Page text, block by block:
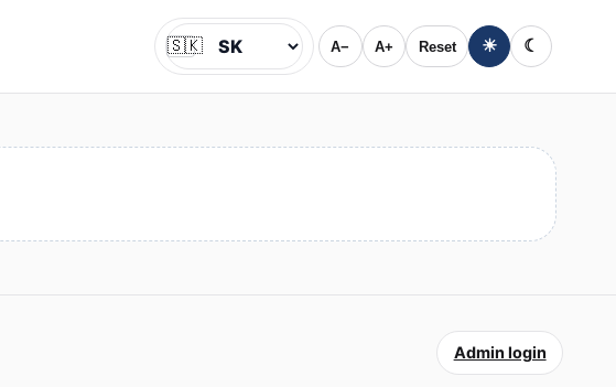
Jazyk
🇸🇰 A− A+ Reset ☀ ☾
Admin login